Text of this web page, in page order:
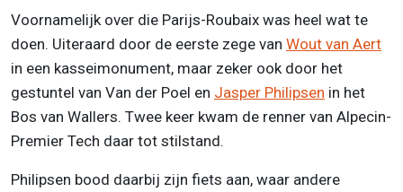
Voornamelijk over die Parijs-Roubaix was heel wat te
doen. Uiteraard door de eerste zege van Wout van Aert
in een kasseimonument, maar zeker ook door het
gestuntel van Van der Poel en Jasper Philipsen in het
Bos van Wallers. Twee keer kwam de renner van Alpecin-
Premier Tech daar tot stilstand.
Philipsen bood daarbij zijn fiets aan, waar andere